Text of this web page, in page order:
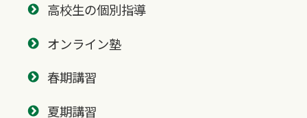
高校生の個別指導
オンライン塾
春期講習
夏期講習